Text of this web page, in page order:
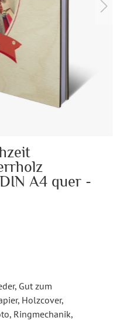
A4 quer -
, Gut zum
, Holzcover,
, Ringmechanik,